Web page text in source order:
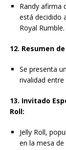
Randy afirma
está decidido
Royal Rumble.
12. Resumen
Se presenta
rivalidad entre
13. Invitado
Roll:
Jelly Roll,
en la mesa